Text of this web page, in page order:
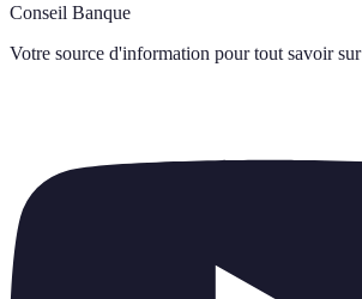
Conseil Banque
Votre source d'information pour tout savoir sur